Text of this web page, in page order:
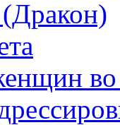
во